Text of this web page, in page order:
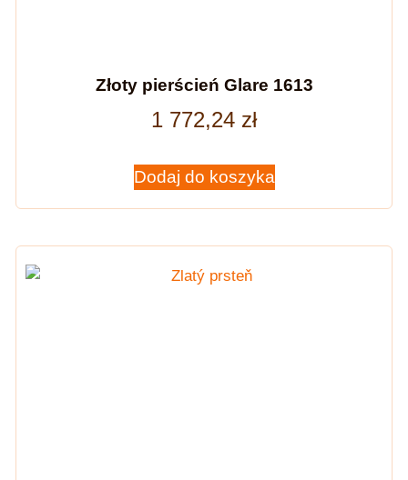
Złoty pierścień Glare 1613
1 772,24 zł
Dodaj do koszyka